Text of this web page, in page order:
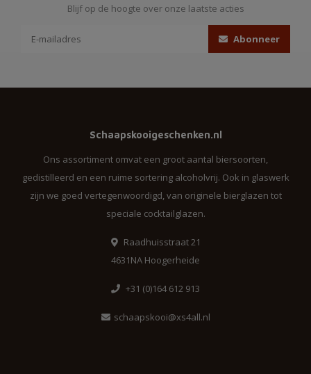
Blijf op de hoogte over onze laatste acties
Abonneer
Schaapskooigeschenken.nl
Ons assortiment omvat een groot aantal biersoorten,
gedistilleerd en een ruime sortering alcoholvrij. Ook in glaswerk
zijn we goed vertegenwoordigd, van originele bierglazen tot
speciale cocktailglazen.
Raadhuisstraat 21
4631NA Hoogerheide
+31 (0)164 612 913
schaapskooi@xs4all.nl